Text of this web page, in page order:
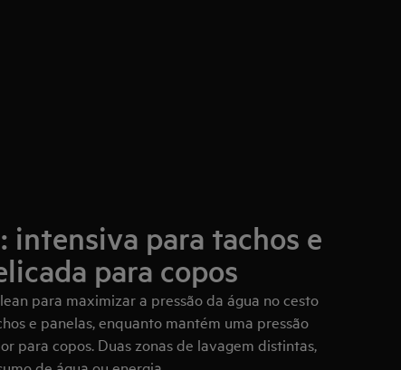
intensiva para tachos e
para copos
para maximizar a pressão da água no cesto
e panelas, enquanto mantém uma pressão
para copos. Duas zonas de lavagem distintas,